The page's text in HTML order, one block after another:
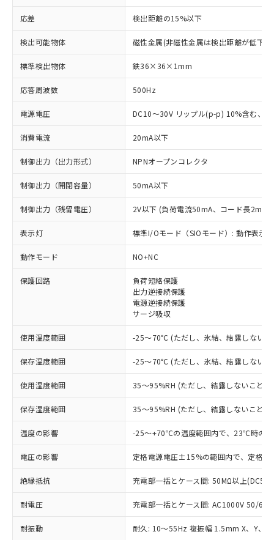
応差 検出距離の15%以下
検出可能物体 磁性金属(非磁性金属は検出距離が低下し
標準検出物体 鉄36×36×1mm
応答周波数 500Hz
電源電圧 DC10～30V リップル(p-p) 10%含む、
消費電流 20mA以下
制御出力（出力形式） NPNオープンコレクタ
制御出力（開閉容量） 50mA以下
制御出力（残留電圧） 2V以下 (負荷電流50mA、コード長2m時)
表示灯 標準I/Oモード（SIOモード）: 動作表示
動作モード NO+NC
保護回路
負荷短絡保護
出力逆接続保護
電源逆接続保護
サージ吸収
使用温度範囲 -25～70℃ (ただし、氷結、結露しないこ
保存温度範囲 -25～70℃ (ただし、氷結、結露しないこ
使用湿度範囲 35～95%RH (ただし、結露しないこと)
保存湿度範囲 35～95%RH (ただし、結露しないこと)
温度の影響 -25～+70℃の温度範囲内で、23℃時の
電圧の影響 定格電源電圧±15%の範囲内で、定格
絶縁抵抗 充電部一括とケース間: 50MΩ以上
耐電圧 充電部一括とケース間: AC1000V 50/
耐振動 耐久: 10～55Hz 複振幅 1.5mm X、Y、Z
ご利用条件
以下の条件をお読みいただき、同意のうえ
本サービスは、当社制御機器事業取扱
商品の当社在庫状況および標準価格
(税抜)を提供させていただくもので
当社制御機器事業取扱商品の中には、
本サービスの対象外となる商品もある
ことをご了承ください。
在庫状況および標準価格照会結果は、
記載している更新日時点での社内デー
※1 対応状況
対応済み：EU RoHS指令（10物質）の
非含有に対応した製品が提供可能な商品で
対応予定：EU RoHS指令（10物質）の非含
商品です。
対応予定なし：EU RoHS指令（10物質）の
非含有に非対応の商品で、対応品を出す予
定はありません。
調査・確認中：EU RoHS指令（10物質）の
非含有の対応状況を調査中または確認中の
非該当品：ライセンス料など無形物で、有
害物質有無と関係のない商品です。
仕入先様の事情により、非含有部品として
いたものが、含有品と判明した場合などや
むを得ず変更することがあります。
*EU RoHS指令（10物質）：
※1 中国RoHS○×表
「○」：最大均質材料含有率が中国RoHSの
基準値以下であることを示します。
「×」：最大均質材料含有率が中国RoHSの
基準値を超えていることを示します。
「－」：未確認です。当社販売部門へお問
い合わせください。
当社は、これら貴社製品のうち、外国
為替および外国貿易法に定める商品
（以下｢規制貨物等」という）を輸出